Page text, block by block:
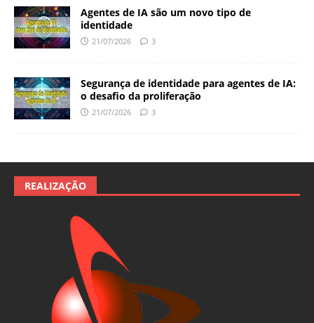
Agentes de IA são um novo tipo de
identidade
21/07/2026 3
Segurança de identidade para agentes de IA:
o desafio da proliferação
21/07/2026 3
REALIZAÇÃO